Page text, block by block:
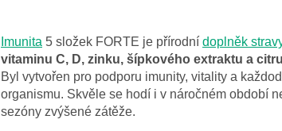
Imunita 5 složek FORTE je přírodní doplněk
vitaminu C, D, zinku, šípkového extraktu a
Byl vytvořen pro podporu imunity, vitality a
organismu. Skvěle se hodí i v náročném období
sezóny zvýšené zátěže.